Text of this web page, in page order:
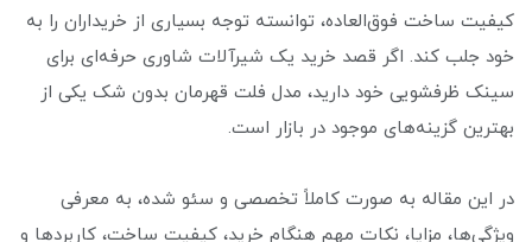
کیفیت ساخت فوق‌العاده، توانسته توجه بسیاری از خریداران را به
خود جلب کند. اگر قصد خرید یک شیرآلات شاوری حرفه‌ای برای
سینک ظرفشویی خود دارید، مدل فلت قهرمان بدون شک یکی از
بهترین گزینه‌های موجود در بازار است.
در این مقاله به صورت کاملاً تخصصی و سئو شده، به معرفی
ویژگی‌ها، مزایا، نکات مهم هنگام خرید، کیفیت ساخت، کاربردها و